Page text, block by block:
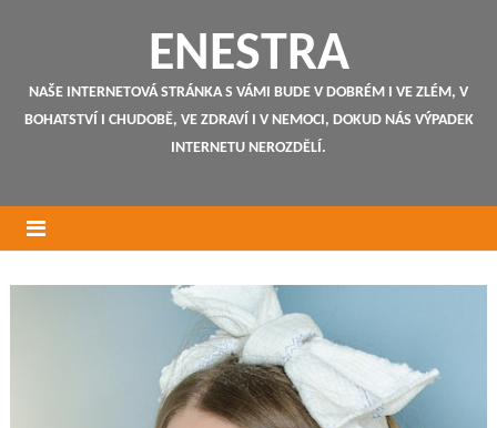
ENESTRA
NAŠE INTERNETOVÁ STRÁNKA S VÁMI BUDE V DOBRÉM I VE ZLÉM, V
BOHATSTVÍ I CHUDOBĚ, VE ZDRAVÍ I V NEMOCI, DOKUD NÁS VÝPADEK
INTERNETU NEROZDĚLÍ.